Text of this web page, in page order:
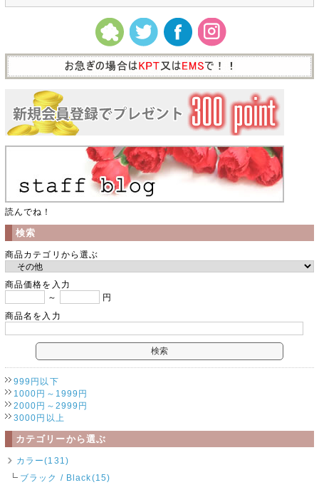
読んでね！
検索
商品カテゴリから選ぶ
商品価格を入力
～
円
商品名を入力
999円以下
1000円～1999円
2000円～2999円
3000円以上
カテゴリーから選ぶ
カラー(131)
ブラック / Black(15)